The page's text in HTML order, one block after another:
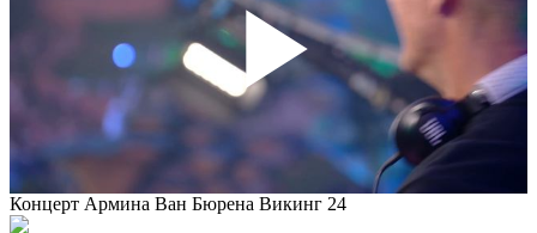
Play
Концерт Армина Ван Бюрена Викинг 24